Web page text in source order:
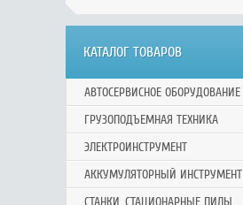
КАТАЛОГ ТОВАРОВ
АВТОСЕРВИСНОЕ ОБОРУДОВАНИЕ
ГРУЗОПОДЪЕМНАЯ ТЕХНИКА
ЭЛЕКТРОИНСТРУМЕНТ
АККУМУЛЯТОРНЫЙ ИНСТРУМЕНТ
СТАНКИ, СТАЦИОНАРНЫЕ ПИЛЫ